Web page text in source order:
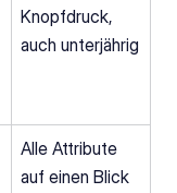
Knopfdruck,
auch unterjährig
Alle Attribute
auf einen Blick